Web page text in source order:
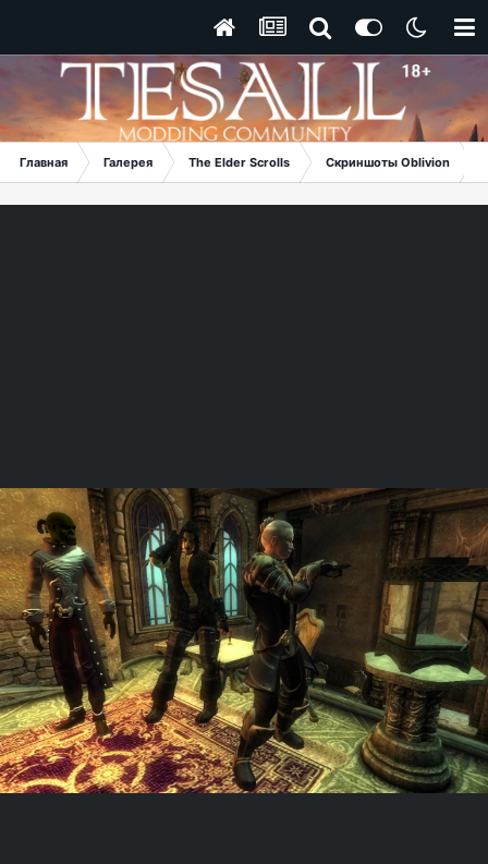
Главная Галерея The Elder Scrolls Скриншоты Oblivion